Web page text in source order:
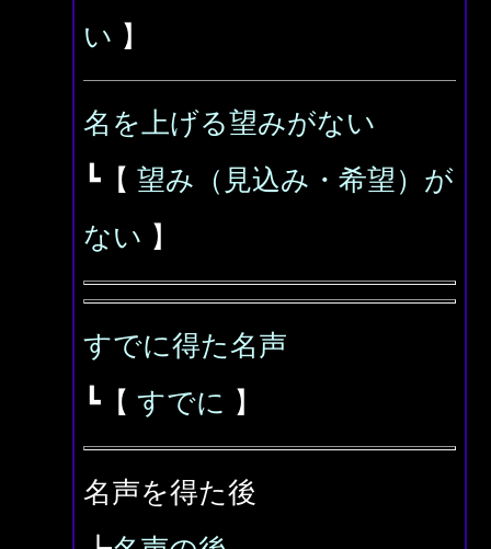
い 】
名を上げる望みがない
┗【 望み（見込み・希望）が
ない 】
すでに得た名声
┗【 すでに 】
名声を得た後